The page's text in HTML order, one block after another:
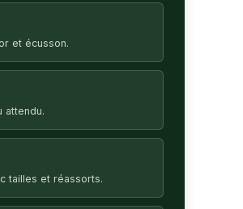
et écusson.
attendu.
tailles et réassorts.